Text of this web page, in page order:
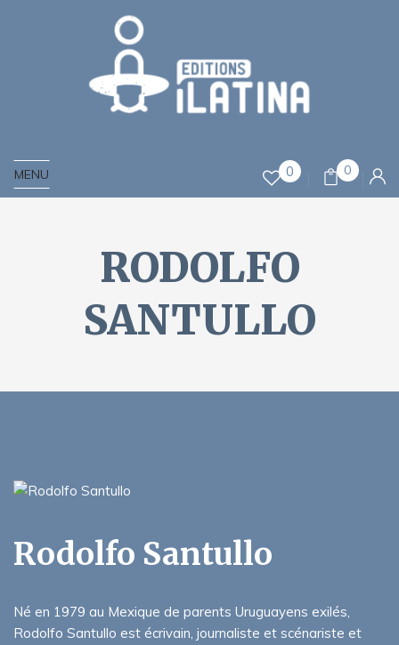
MENU 0 0
RODOLFO
SANTULLO
Rodolfo Santullo
Né en 1979 au Mexique de parents Uruguayens exilés,
Rodolfo Santullo est écrivain, journaliste et scénariste et